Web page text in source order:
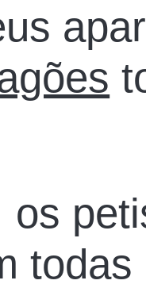
os